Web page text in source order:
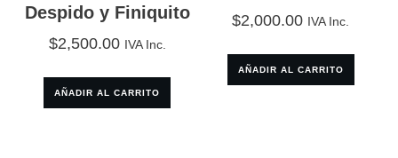
Despido y Finiquito
$2,500.00 IVA Inc.
AÑADIR AL CARRITO
$2,000.00 IVA Inc.
AÑADIR AL CARRITO